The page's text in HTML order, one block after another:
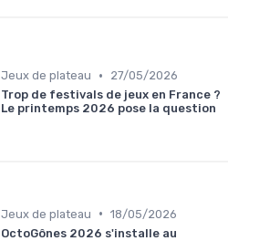
Jeux de plateau •
27/05/2026
Trop de festivals de jeux en France ?
Le printemps 2026 pose la question
Jeux de plateau • 18/05/2026
OctoGônes 2026 s'installe au